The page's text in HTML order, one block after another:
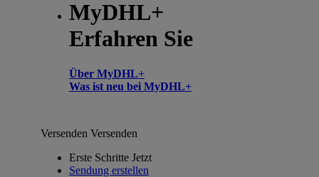
MyDHL+
Erfahren Sie
Über MyDHL+
Was ist neu bei MyDHL+
Versenden Versenden
Erste Schritte Jetzt
Sendung erstellen